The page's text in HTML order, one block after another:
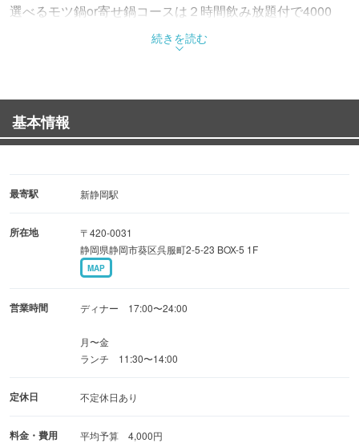
選べるモツ鍋or寄せ鍋コースは２時間飲み放題付で4000
円！(鍋無しコースも勿論ご用意)
5000円コースは飲み放題３時間お料理10品！ご予算等ご相
10名までのお座敷もご用意！
お座敷もカウンターもモニター完備で持込みDVD OKです♪
続きを読む
基本情報
最寄駅 新静岡駅
所在地
〒420-0031
静岡県静岡市葵区呉服町2-5-23 BOX-5 1F
MAP
営業時間 ディナー 17:00〜24:00
月〜金
ランチ 11:30〜14:00
定休日 不定休日あり
料金・費用 平均予算 4,000円